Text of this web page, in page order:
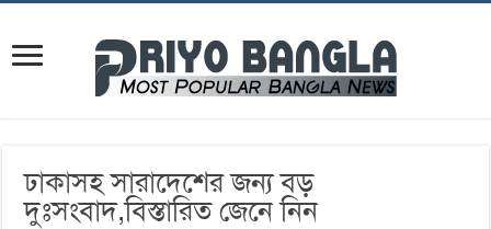
ঢাকাসহ সারাদেশের জন্য বড়
দুঃসংবাদ,বিস্তারিত জেনে নিন